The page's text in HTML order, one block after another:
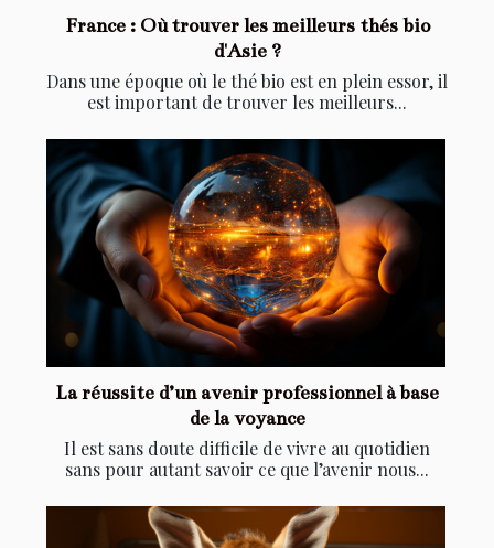
France : Où trouver les meilleurs thés bio
d'Asie ?
Dans une époque où le thé bio est en plein essor, il
est important de trouver les meilleurs...
La réussite d’un avenir professionnel à base
de la voyance
Il est sans doute difficile de vivre au quotidien
sans pour autant savoir ce que l’avenir nous...